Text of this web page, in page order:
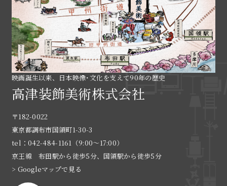
映画誕生以来、日本映像･文化を支えて90年の歴史
高津装飾美術株式会社
〒182-0022
東京都調布市国領町1-30-3
tel：042-484-1161（9:00〜17:00）
京王線 布田駅から徒歩5分、国領駅から徒歩5分
> Googleマップで見る